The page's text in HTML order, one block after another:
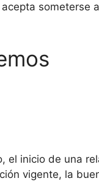
someterse
inicio de una
vigente, la